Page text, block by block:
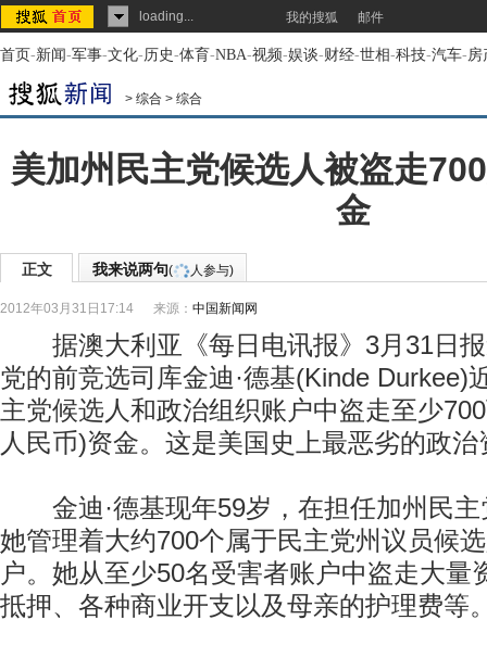
loading... 我的搜狐 邮件
首页-新闻-军事-文化-历史-体育-NBA-视频-娱谈-财经-世相-科技-汽车-房
> 综合 > 综合
美加州民主党候选人被盗走
金
正文 我来说两句( 人参与)
2012年03月31日17:14 来源： 中国新闻网
据澳大利亚《每日电讯报》3月31日报
党的前竞选司库金迪·德基(Kinde Durkee)
主党候选人和政治组织账户中盗走至少
人民币)资金。这是美国史上最恶劣的政
金迪·德基现年59岁，在担任加州民主
她管理着大约700个属于民主党州议员候
户。她从至少50名受害者账户中盗走大量
抵押、各种商业开支以及母亲的护理费等